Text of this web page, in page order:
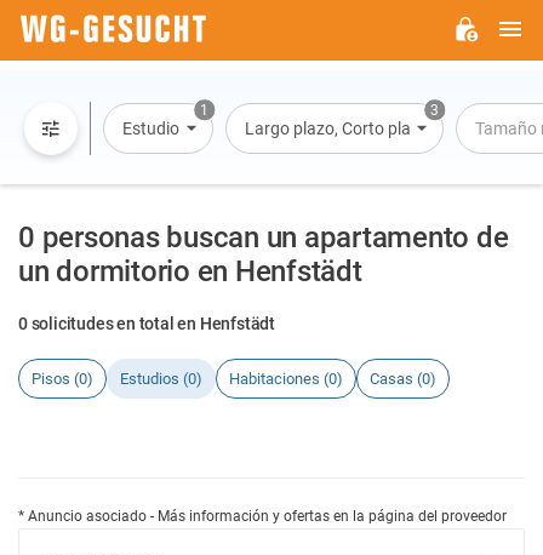
1
Estudio
3
Largo plazo, Corto plazo, Alquiler por
Tamaño
0 personas buscan un apartamento de
un dormitorio en Henfstädt
0 solicitudes en total en Henfstädt
Pisos (0) Estudios (0) Habitaciones (0) Casas (0)
* Anuncio asociado - Más información y ofertas en la página del proveedor